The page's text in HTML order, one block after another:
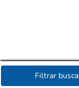
Filtrar busca